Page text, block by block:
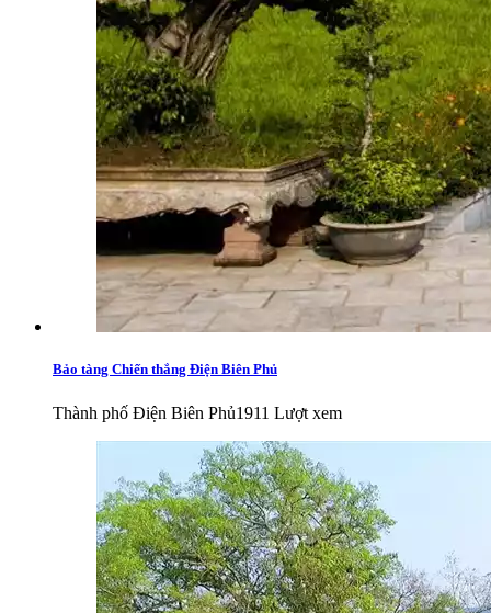
Bảo tàng Chiến thắng Điện Biên Phủ
Thành phố Điện Biên Phủ1911 Lượt xem